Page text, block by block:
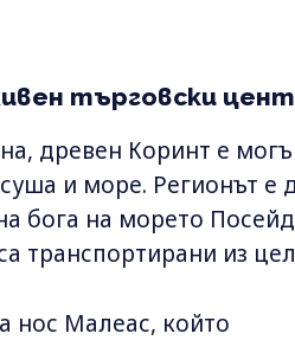
търговски
древен Коринт е
и море. Регионът е
бога на морето
транспортирани из
нос Малеас, който